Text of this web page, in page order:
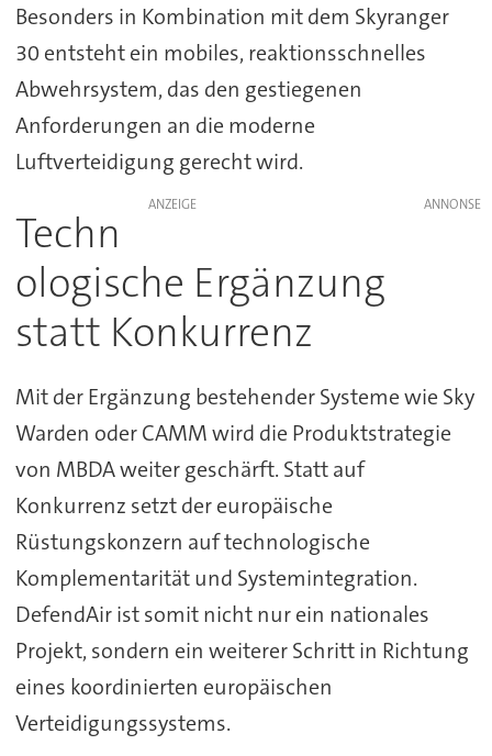
Besonders in Kombination mit dem Skyranger
30 entsteht ein mobiles, reaktionsschnelles
Abwehrsystem, das den gestiegenen
Anforderungen an die moderne
Luftverteidigung gerecht wird.
ANZEIGE
Techn
ologische Ergänzung
statt Konkurrenz
Mit der Ergänzung bestehender Systeme wie Sky
Warden oder CAMM wird die Produktstrategie
von MBDA weiter geschärft. Statt auf
Konkurrenz setzt der europäische
Rüstungskonzern auf technologische
Komplementarität und Systemintegration.
DefendAir ist somit nicht nur ein nationales
Projekt, sondern ein weiterer Schritt in Richtung
eines koordinierten europäischen
Verteidigungssystems.